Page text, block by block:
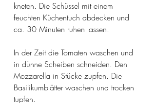
kneten. Die Schüssel mit einem
feuchten Küchentuch abdecken und
ca. 30 Minuten ruhen lassen.
In der Zeit die Tomaten waschen und
in dünne Scheiben schneiden. Den
Mozzarella in Stücke zupfen. Die
Basilikumblätter waschen und trocken
tupfen.